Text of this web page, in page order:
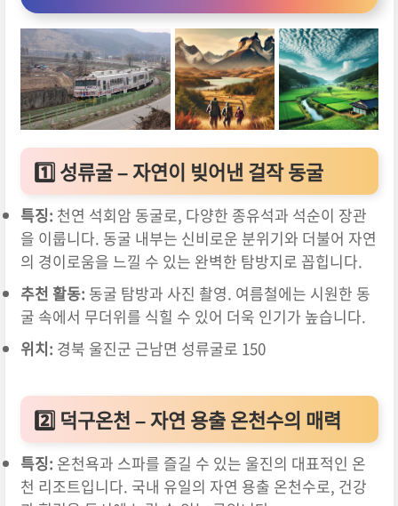
1️⃣성류굴 – 자연이 빚어낸 걸작 동굴
특징: 천연 석회암 동굴로, 다양한 종유석과 석순이 장관
을 이룹니다. 동굴 내부는 신비로운 분위기와 더불어 자연
의 경이로움을 느낄 수 있는 완벽한 탐방지로 꼽힙니다.
추천 활동: 동굴 탐방과 사진 촬영. 여름철에는 시원한 동
굴 속에서 무더위를 식힐 수 있어 더욱 인기가 높습니다.
위치: 경북 울진군 근남면 성류굴로 150
2️⃣ 덕구온천 – 자연 용출 온천수의 매력
특징: 온천욕과 스파를 즐길 수 있는 울진의 대표적인 온
천 리조트입니다. 국내 유일의 자연 용출 온천수로, 건강